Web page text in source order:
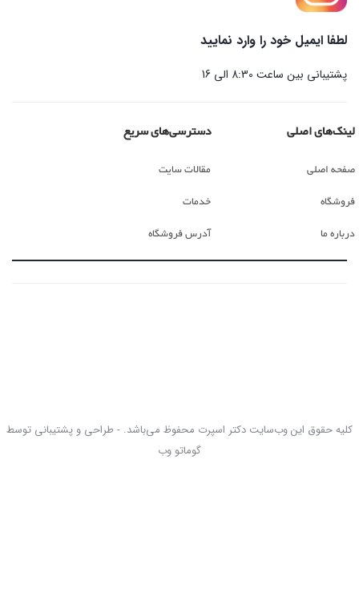
لطفا ایمیل خود را وارد نمایید
پشتیبانی بین ساعت 8:30 الی 16
لینک‌های اصلی
صفحه اصلی
فروشگاه
درباره ما
دسترسی‌های سریع
مقالات سایت
خدمات
آدرس فروشگاه
کلیه حقوق این وب‌سایت دکتر اسپرت محفوظ می‌باشد. - طراحی و پشتیبانی توسط
گوماتو وب